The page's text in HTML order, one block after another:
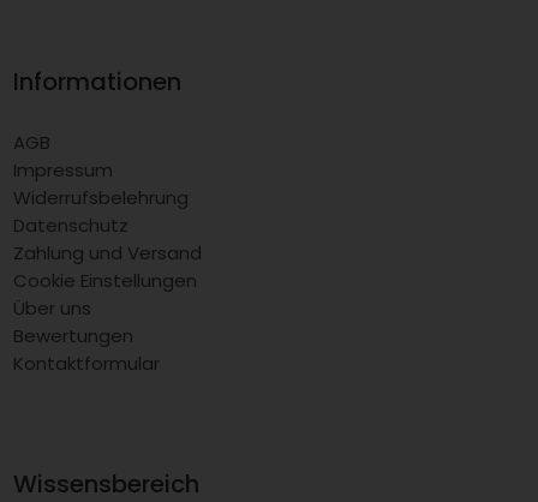
Informationen
AGB
Impressum
Widerrufsbelehrung
Datenschutz
Zahlung und Versand
Cookie Einstellungen
Über uns
Bewertungen
Kontaktformular
Wissensbereich